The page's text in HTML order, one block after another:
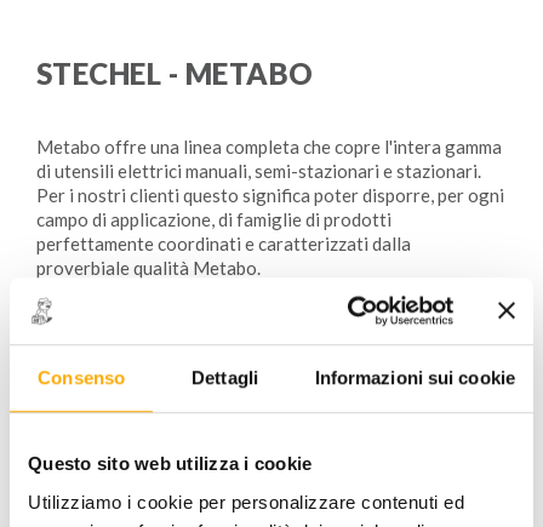
Consenso Dettagli Informazioni sui cookie
Questo sito web utilizza i cookie
Utilizziamo i cookie per personalizzare contenuti ed
STECHEL - METABO
Metabo offre una linea completa che copre l'intera gamma
di utensili elettrici manuali, semi-stazionari e stazionari.
Per i nostri clienti questo significa poter disporre, per ogni
campo di applicazione, di famiglie di prodotti
perfettamente coordinati e caratterizzati dalla
proverbiale qualità Metabo.
www.metabo.it